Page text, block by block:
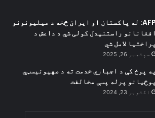
AFP: له پاکستان او ایران څخه د میلیونونو
افغانانو راستنیدل کولی شي د داعش د
پراختیا لامل شي
سپتمبر 26, 2025
په پوځ کې د اجباري خدمت ته د صهیونیسټي
پوځیانو پرله پسې مخالفت
اکتوبر 23, 2024